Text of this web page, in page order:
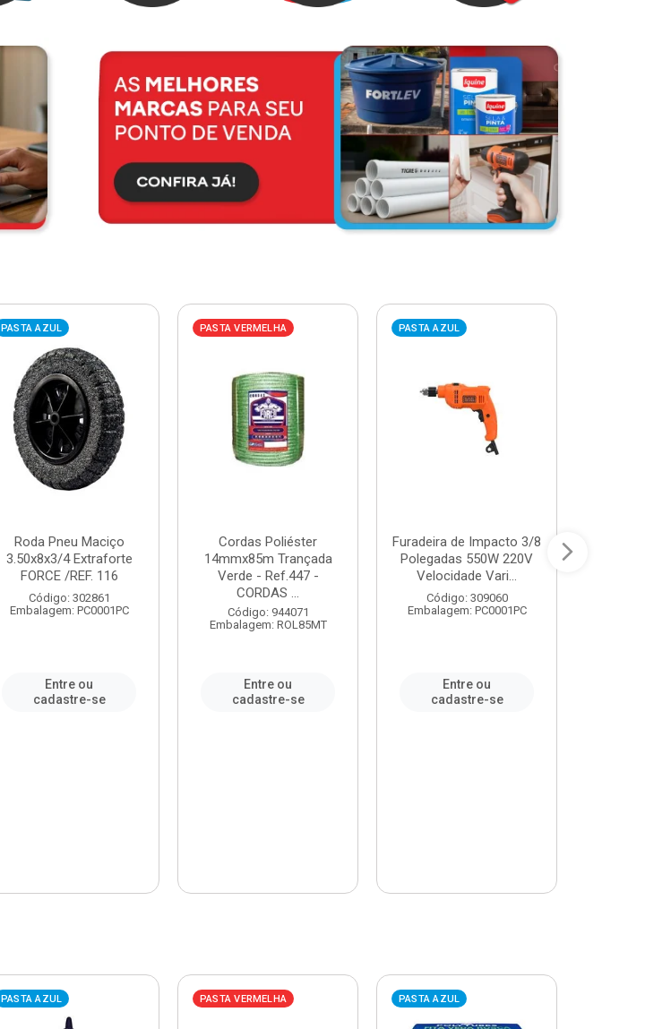
PASTA AZUL
Roda Pneu Maciço
3.50x8x3/4 Extraforte
FORCE /REF. 116
Código: 302861
Embalagem: PC0001PC
Entre ou
cadastre-se
PASTA VERMELHA
Cordas Poliéster
14mmx85m Trançada
Verde - Ref.447 -
CORDAS ...
Código: 944071
Embalagem: ROL85MT
Entre ou
cadastre-se
PASTA AZUL
Furadeira de Impacto 3/8
Polegadas 550W 220V
Velocidade Vari...
Código: 309060
Embalagem: PC0001PC
Entre ou
cadastre-se
PASTA AZUL PASTA VERMELHA PASTA AZUL